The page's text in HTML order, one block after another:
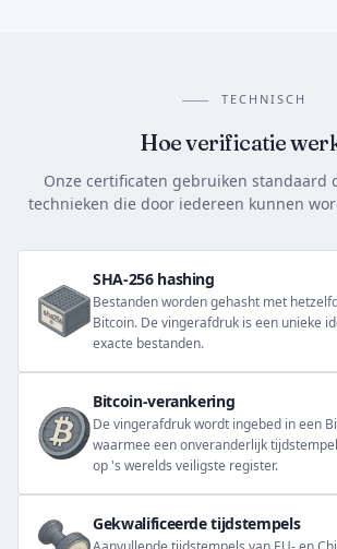
TECHNISCH
Hoe verificatie
Onze certificaten gebruiken standaard
technieken die door iedereen kunnen
SHA-256 hashing
Bestanden worden gehasht met
Bitcoin. De vingerafdruk is een unieke
exacte bestanden.
Bitcoin-verankering
De vingerafdruk wordt ingebed in een
waarmee een onveranderlijk
op 's werelds veiligste register.
Gekwalificeerde tijdstempels